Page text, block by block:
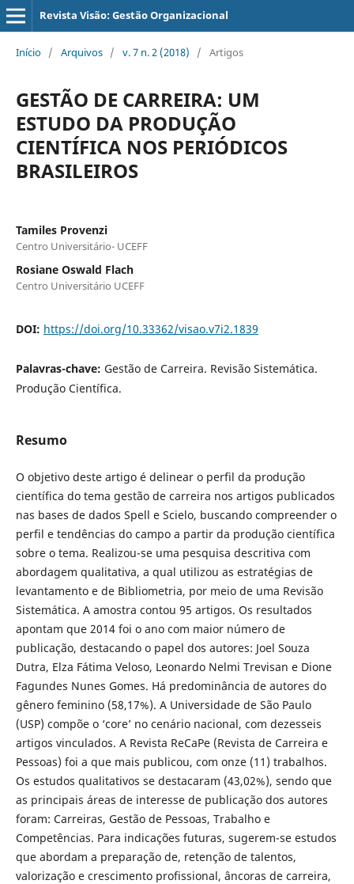
Revista Visão: Gestão Organizacional
Início / Arquivos / v. 7 n. 2 (2018) / Artigos
GESTÃO DE CARREIRA: UM
ESTUDO DA PRODUÇÃO
CIENTÍFICA NOS PERIÓDICOS
BRASILEIROS
Tamiles Provenzi
Centro Universitário- UCEFF
Rosiane Oswald Flach
Centro Universitário UCEFF
DOI: https://doi.org/10.33362/visao.v7i2.1839
Palavras-chave: Gestão de Carreira. Revisão Sistemática.
Produção Científica.
Resumo
O objetivo deste artigo é delinear o perfil da produção
científica do tema gestão de carreira nos artigos publicados
nas bases de dados Spell e Scielo, buscando compreender o
perfil e tendências do campo a partir da produção científica
sobre o tema. Realizou-se uma pesquisa descritiva com
abordagem qualitativa, a qual utilizou as estratégias de
levantamento e de Bibliometria, por meio de uma Revisão
Sistemática. A amostra contou 95 artigos. Os resultados
apontam que 2014 foi o ano com maior número de
publicação, destacando o papel dos autores: Joel Souza
Dutra, Elza Fátima Veloso, Leonardo Nelmi Trevisan e Dione
Fagundes Nunes Gomes. Há predominância de autores do
gênero feminino (58,17%). A Universidade de São Paulo
(USP) compõe o ‘core’ no cenário nacional, com dezesseis
artigos vinculados. A Revista ReCaPe (Revista de Carreira e
Pessoas) foi a que mais publicou, com onze (11) trabalhos.
Os estudos qualitativos se destacaram (43,02%), sendo que
as principais áreas de interesse de publicação dos autores
foram: Carreiras, Gestão de Pessoas, Trabalho e
Competências. Para indicações futuras, sugerem-se estudos
que abordam a preparação de, retenção de talentos,
valorização e crescimento profissional, âncoras de carreira,